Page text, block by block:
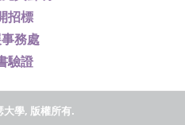
招標
務處
驗證
學, 版權所有.